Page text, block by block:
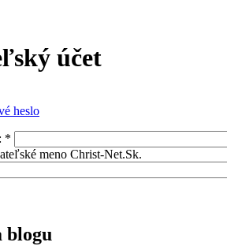
účet
heslo
*
meno Christ-Net.Sk.
blogu